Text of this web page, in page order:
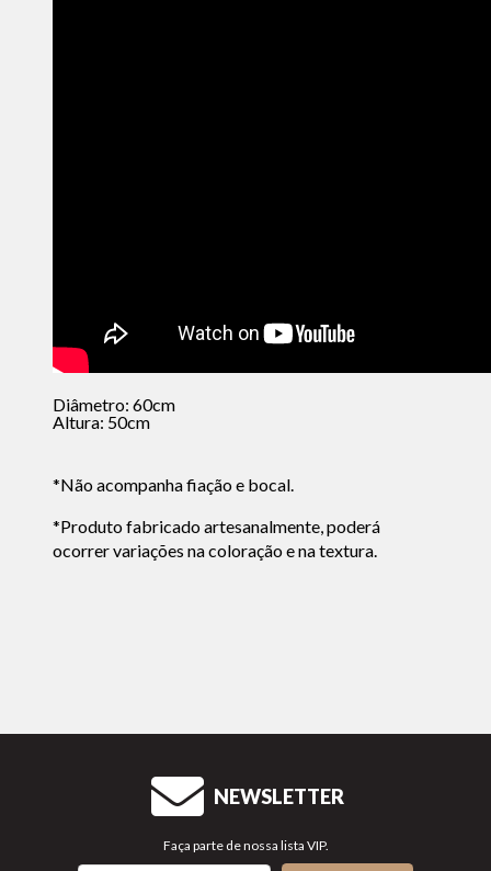
Diâmetro: 60cm
Altura: 50cm
*Não acompanha fiação e bocal.
*Produto fabricado artesanalmente, poderá
ocorrer variações na coloração e na textura.
NEWSLETTER
Faça parte de nossa lista VIP.